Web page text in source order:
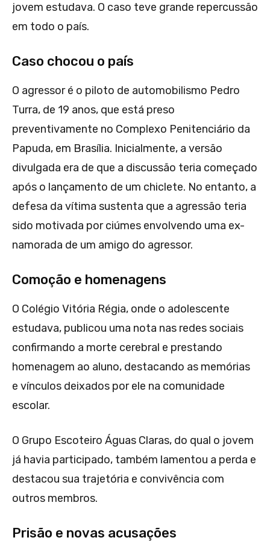
jovem estudava. O caso teve grande repercussão
em todo o país.
Caso chocou o país
O agressor é o piloto de automobilismo Pedro
Turra, de 19 anos, que está preso
preventivamente no Complexo Penitenciário da
Papuda, em Brasília. Inicialmente, a versão
divulgada era de que a discussão teria começado
após o lançamento de um chiclete. No entanto, a
defesa da vítima sustenta que a agressão teria
sido motivada por ciúmes envolvendo uma ex-
namorada de um amigo do agressor.
Comoção e homenagens
O Colégio Vitória Régia, onde o adolescente
estudava, publicou uma nota nas redes sociais
confirmando a morte cerebral e prestando
homenagem ao aluno, destacando as memórias
e vínculos deixados por ele na comunidade
escolar.
O Grupo Escoteiro Águas Claras, do qual o jovem
já havia participado, também lamentou a perda e
destacou sua trajetória e convivência com
outros membros.
Prisão e novas acusações